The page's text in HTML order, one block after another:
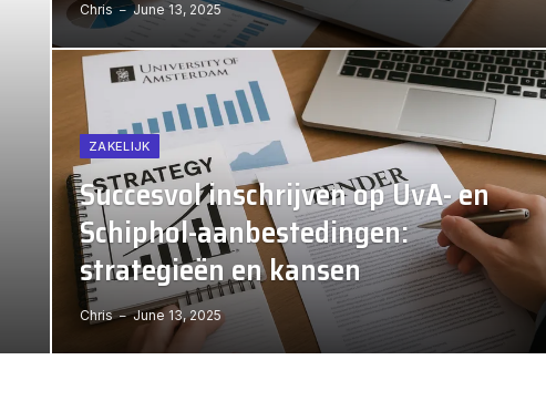
Chris June 13, 2025
ZAKELIJK
Succesvol inschrijven op UvA- en
Schiphol-aanbestedingen:
strategieën en kansen
Chris June 13, 2025